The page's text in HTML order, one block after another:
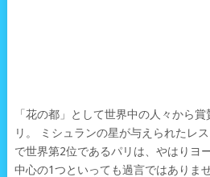
「花の都」として世界中の人々から
リ。 ミシュランの星が与えられたレ
で世界第2位であるパリは、やはりヨ
中心の1つといっても過言ではありま